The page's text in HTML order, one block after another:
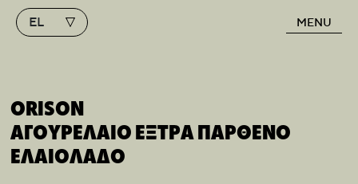
Κύρια πλοήγηση
EL MENU
ORISON
ΑΓΟΥΡΕΛΑΙΟ ΕΞΤΡΑ ΠΑΡΘΕΝΟ
ΕΛΑΙΟΛΑΔΟ